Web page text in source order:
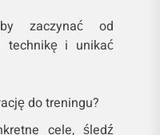
zaczynać od
technikę i unikać
do treningu?
cele, śledź